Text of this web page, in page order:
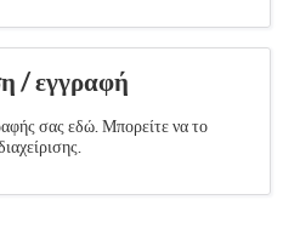
/ εγγραφή
σας εδώ. Μπορείτε να το